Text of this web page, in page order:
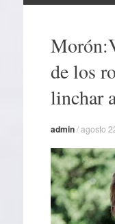
contenido
de los
linchar
admin/agosto